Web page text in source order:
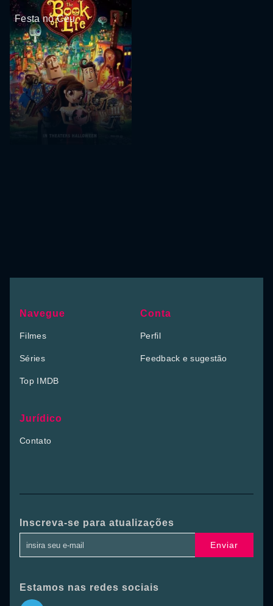
Festa no Céu
Navegue
Filmes
Séries
Top IMDB
Conta
Perfil
Feedback e sugestão
Jurídico
Contato
Inscreva-se para atualizações
Enviar
Estamos nas redes sociais